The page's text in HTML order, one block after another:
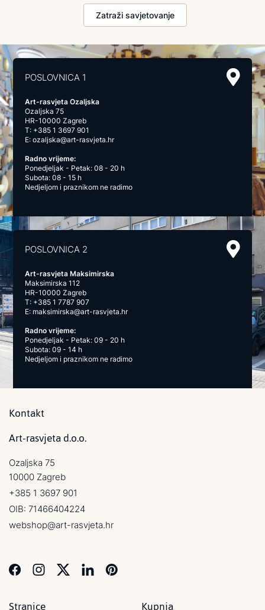
Zatraži savjetovanje
POSLOVNICA 1
Art-rasvjeta Ozaljska
Ozaljska 75
HR-10000 Zagreb
T: +385 1 3697 901
E:ozaljska@art-rasvjeta.hr
Radno vrijeme:
Ponedjeljak - Petak: 08 - 20 h
Subota: 08 - 15 h
Nedjeljom i praznikom ne radimo
POSLOVNICA 2
Art-rasvjeta Maksimirska
Maksimirska 112
HR-10000 Zagreb
T: +385 1 7787 907
E: maksimirska@art-rasvjeta.hr
Radno vrijeme:
Ponedjeljak - Petak: 09 - 20 h
Subota: 09 - 14 h
Nedjeljom i praznikom ne radimo
Kontakt
Art-rasvjeta d.o.o.
Ozaljska 75
10000 Zagreb
+385 1 3697 901
OIB: 71466404224
webshop@art-rasvjeta.hr